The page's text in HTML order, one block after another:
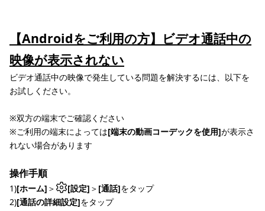
【Androidをご利用の方】ビデオ通話中の
映像が表示されない
ビデオ通話中の映像で発生している問題を解決するには、以下を
お試しください。
※双方の端末でご確認ください
※ご利用の端末によっては[端末の動画コーデックを使用]が表示さ
れない場合があります
操作手順
1)[ホーム] ＞ [設定] ＞ [通話]をタップ
2)[通話の詳細設定]をタップ